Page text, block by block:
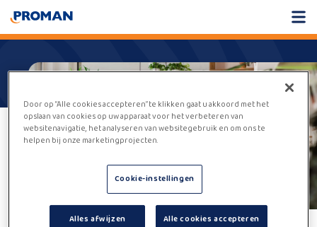
Door op “Alle cookies accepteren” te klikken gaat u akkoord met het
opslaan van cookies op uw apparaat voor het verbeteren van
websitenavigatie, het analyseren van websitegebruik en om ons te
helpen bij onze marketingprojecten.
Cookie-instellingen
Alles afwijzen Alle cookies accepteren